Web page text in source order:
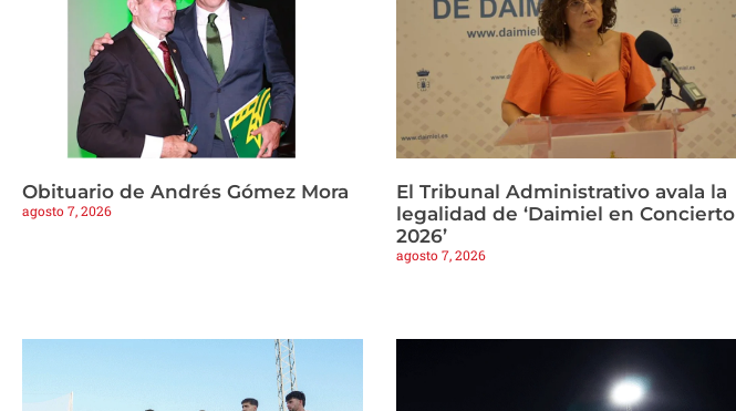
Obituario de Andrés Gómez Mora
agosto 7, 2026
El Tribunal Administrativo avala la
legalidad de ‘Daimiel en Concierto
2026’
agosto 7, 2026